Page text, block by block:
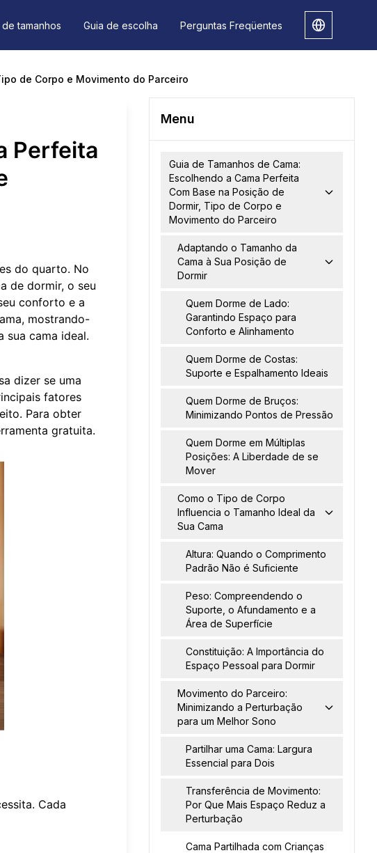
tamanhos Guia de escolha Perguntas Freqüentes
de Corpo e Movimento do Parceiro
Perfeita
do quarto. No
de dormir, o seu
conforto e a
mostrando-
sua cama ideal.
dizer se uma
fatores
Para obter
gratuita.
Cada
Menu
Guia de Tamanhos de Cama:
Escolhendo a Cama Perfeita
Com Base na Posição de
Dormir, Tipo de Corpo e
Movimento do Parceiro
Adaptando o Tamanho da
Cama à Sua Posição de
Dormir
Quem Dorme de Lado:
Garantindo Espaço para
Conforto e Alinhamento
Quem Dorme de Costas:
Suporte e Espalhamento Ideais
Quem Dorme de Bruços:
Minimizando Pontos de Pressão
Quem Dorme em Múltiplas
Posições: A Liberdade de se
Mover
Como o Tipo de Corpo
Influencia o Tamanho Ideal da
Sua Cama
Altura: Quando o Comprimento
Padrão Não é Suficiente
Peso: Compreendendo o
Suporte, o Afundamento e a
Área de Superfície
Constituição: A Importância do
Espaço Pessoal para Dormir
Movimento do Parceiro:
Minimizando a Perturbação
para um Melhor Sono
Partilhar uma Cama: Largura
Essencial para Dois
Transferência de Movimento:
Por Que Mais Espaço Reduz a
Perturbação
Cama Partilhada com Crianças